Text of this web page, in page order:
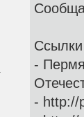
-
- http://